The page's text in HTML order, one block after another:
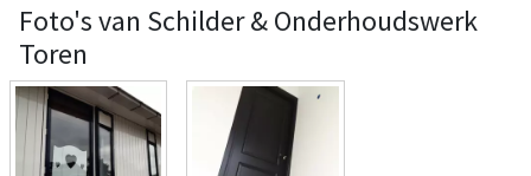
Foto's van Schilder & Onderhoudswerk
Toren